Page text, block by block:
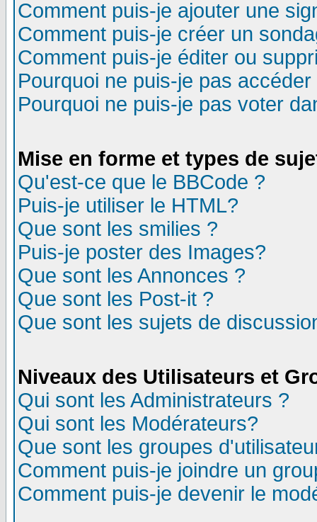
Comment puis-je ajouter une
Comment puis-je créer un
Comment puis-je éditer ou
Pourquoi ne puis-je pas
Pourquoi ne puis-je pas voter
Mise en forme et types de
Qu'est-ce que le BBCode ?
Puis-je utiliser le HTML?
Que sont les smilies ?
Puis-je poster des Images?
Que sont les Annonces ?
Que sont les Post-it ?
Que sont les sujets de
Niveaux des Utilisateurs et
Qui sont les Administrateurs ?
Qui sont les Modérateurs?
Que sont les groupes
Comment puis-je joindre un
Comment puis-je devenir le